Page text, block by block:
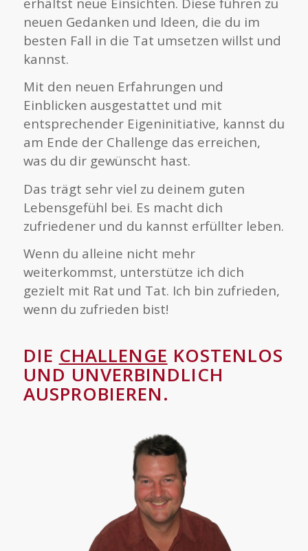
neuen Gedanken und Ideen, die du im
besten Fall in die Tat umsetzen willst und
kannst.
Mit den neuen Erfahrungen und
Einblicken ausgestattet und mit
entsprechender Eigeninitiative, kannst du
am Ende der Challenge das erreichen,
was du dir gewünscht hast.
Das trägt sehr viel zu deinem guten
Lebensgefühl bei. Es macht dich
zufriedener und du kannst erfüllter leben.
Wenn du alleine nicht mehr
weiterkommst, unterstütze ich dich
gezielt mit Rat und Tat. Ich bin zufrieden,
wenn du zufrieden bist!
DIE CHALLENGE KOSTENLOS
UND UNVERBINDLICH
AUSPROBIEREN.